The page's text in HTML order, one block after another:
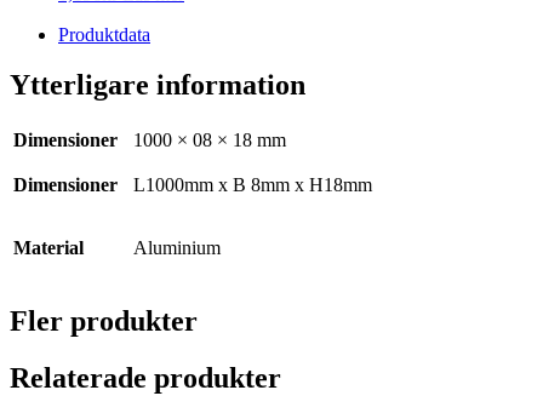
Produktdata
Ytterligare information
Dimensioner 1000 × 08 × 18 mm
Dimensioner L1000mm x B 8mm x H18mm
Material Aluminium
Fler produkter
Relaterade produkter